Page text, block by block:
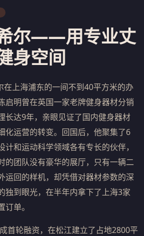
尔——用专业丈
身空间
在上海浦东的一间不到40平方米的办
启明曾在英国一家老牌健身器材分销
长达9年，亲眼见证了国内健身器材
化运营的转变。回国后，他聚集了6
和运动科学领域各有专长的伙伴，
的团队没有豪华的展厅，只有一辆二
运回的样机，却凭借对器材参数的深
独到眼光，在半年内拿下了上海3家
单。
首轮融资，在松江建立了占地2800平